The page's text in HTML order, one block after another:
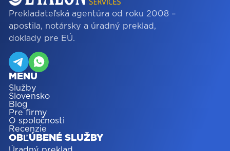
Prekladateľská agentúra od roku 2008 –
apostila, notársky a úradný preklad,
doklady pre EÚ.
MENU
Služby
Slovensko
Blog
Pre firmy
O spoločnosti
Recenzie
OBĽÚBENÉ SLUŽBY